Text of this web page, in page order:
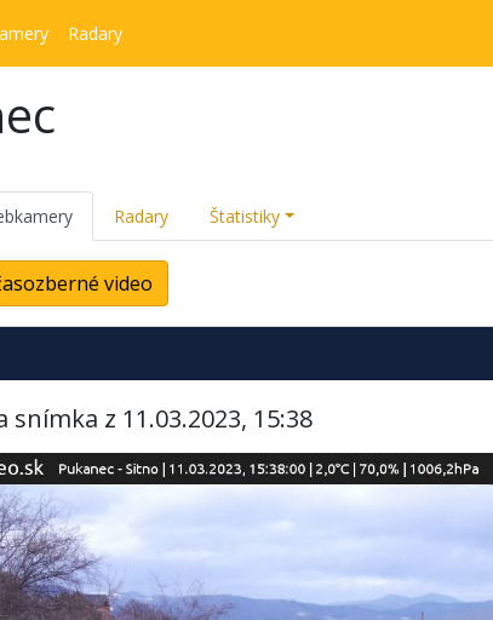
Radary
Radary Štatistiky
video
snímka z 11.03.2023, 15:38